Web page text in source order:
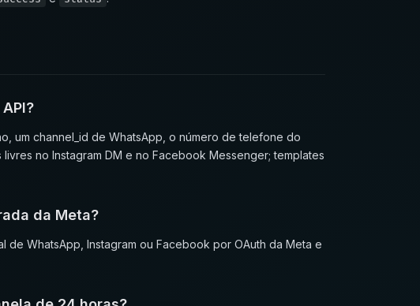
um channel_id de WhatsApp, o número de telefone do
no Instagram DM e no Facebook Messenger; templates
da Meta?
de WhatsApp, Instagram ou Facebook por OAuth da Meta e